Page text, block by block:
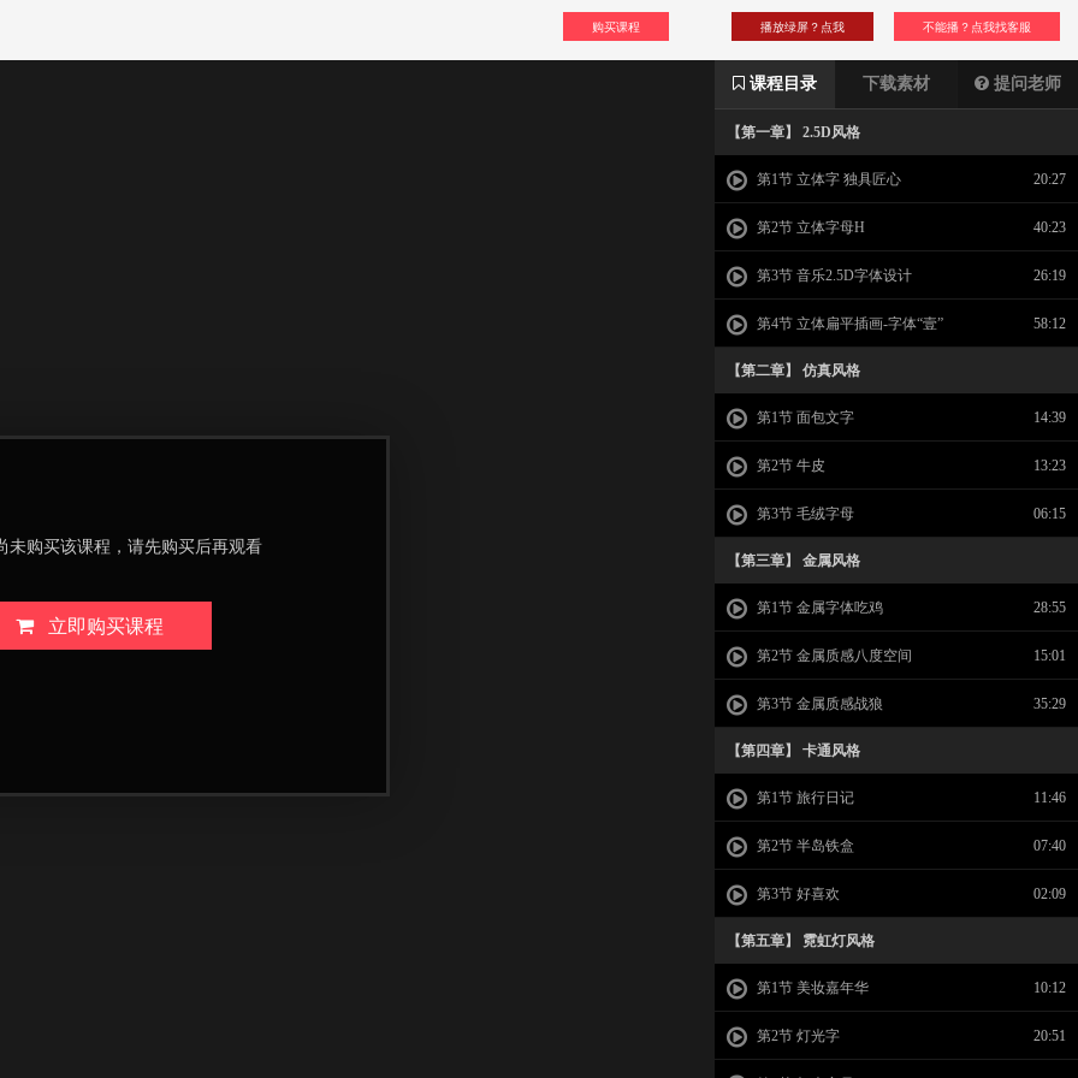
购买课程 不能播？点我找客服
播放绿屏？点我
课程目录 下载素材 提问老师
【第一章】 2.5D风格
第1节 立体字 独具匠心 20:27
第2节 立体字母H 40:23
第3节 音乐2.5D字体设计 26:19
第4节 立体扁平插画-字体“壹” 58:12
【第二章】 仿真风格
第1节 面包文字 14:39
第2节 牛皮 13:23
第3节 毛绒字母 06:15
【第三章】 金属风格
第1节 金属字体吃鸡 28:55
第2节 金属质感八度空间 15:01
第3节 金属质感战狼 35:29
【第四章】 卡通风格
第1节 旅行日记 11:46
第2节 半岛铁盒 07:40
第3节 好喜欢 02:09
【第五章】 霓虹灯风格
第1节 美妆嘉年华 10:12
第2节 灯光字 20:51
未购买该课程，请先购买后再观看
立即购买课程